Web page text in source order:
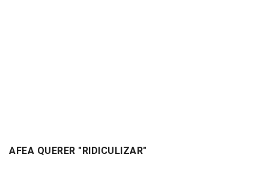
AFEA QUERER "RIDICULIZAR"